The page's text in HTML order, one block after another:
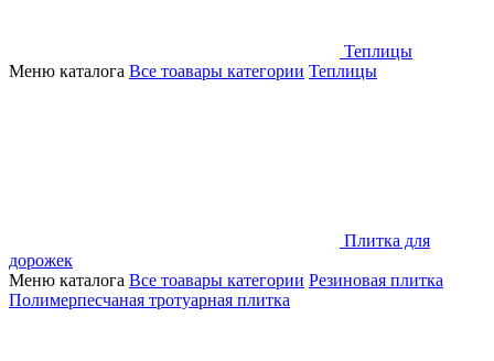
Теплицы
Меню каталога Все тоавары категории Теплицы
Плитка для
дорожек
Меню каталога Все тоавары категории Резиновая плитка
Полимерпесчаная тротуарная плитка